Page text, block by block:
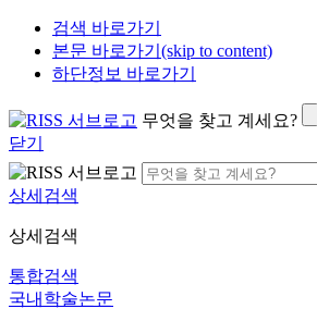
검색 바로가기
본문 바로가기(skip to content)
하단정보 바로가기
무엇을 찾고 계세요?
닫기
상세검색
상세검색
통합검색
국내학술논문